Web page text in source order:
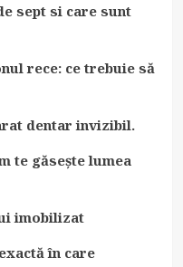
sept si care sunt
rece: ce trebuie să
dentar invizibil.
te găsește lumea
imobilizat
în care